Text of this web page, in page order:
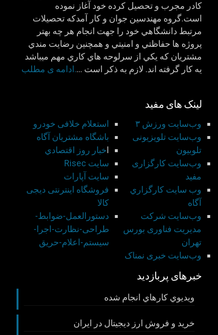
كادر مجرب و تحصيل كرده خود آغاز نموده
است.گروه مهندسين جوان و كار آمدكه تحصيلات
مرتبط دانشگاهي خود را جهت انجام هر چه بهتر
پروژه ها حفاظتي و امنيتي و همچنين رضايت مندي
مشتريان كه يكي از سرلوحه هاي كاري مهم ميباشد
يه كار گرفته اند. لازم به ذكر است ….ادامه ی مطلب
لینک های مفید
استعلام خلافی خودرو
باشگاه مشتريان آگاه
اخبار روز اقتصادي
سايت Risec
سايت آپارات
فروشگاه اینترنتی دیجی
کالا
دستورالعمل-ضوابط-
طراحی-نظارت-اجرا-
سيستم-اعلام-حريق
وب‌سایت ورزش ۳
وب‌سایت تلویزیونی
تلوبیون
وب‌سایت کارگزاری
مفید
وب سايت كارگزاري
آگاه
وب‌سایت شركت
مديريت فناوری بورس
تهران
وب‌سایت خبری نمناک
خبرهای پربازدید
ويديوي كارهاي انجام شده
خريد و فروش ارز ديجيتال در ايران